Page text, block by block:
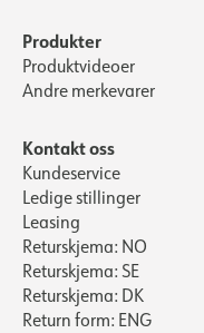
Produkter
Produktvideoer
Andre merkevarer
Kontakt oss
Kundeservice
Ledige stillinger
Leasing
Returskjema: NO
Returskjema: SE
Returskjema: DK
Return form: ENG